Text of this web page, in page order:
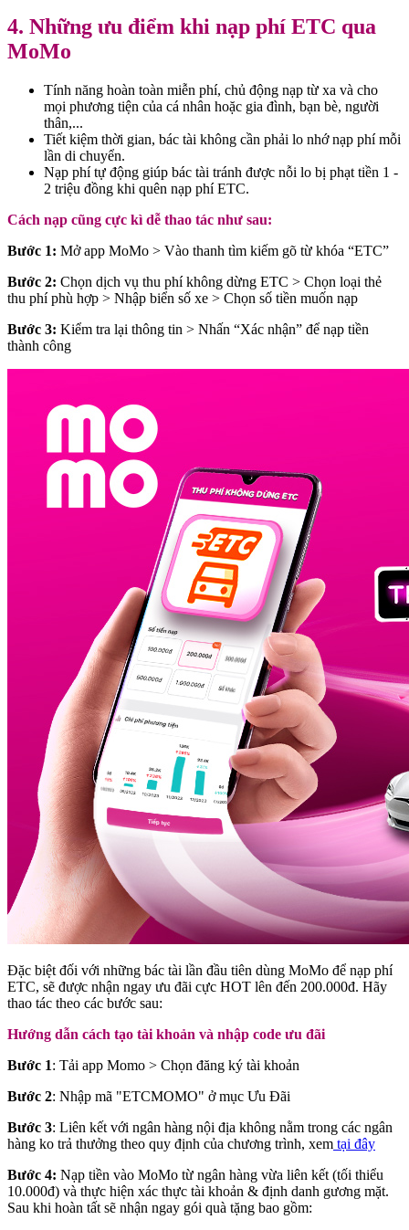
4. Những ưu điểm khi nạp phí ETC qua
MoMo
Tính năng hoàn toàn miễn phí, chủ động nạp từ xa và cho
mọi phương tiện của cá nhân hoặc gia đình, bạn bè, người
thân,...
Tiết kiệm thời gian, bác tài không cần phải lo nhớ nạp phí mỗi
lần di chuyển.
Nạp phí tự động giúp bác tài tránh được nỗi lo bị phạt tiền 1 -
2 triệu đồng khi quên nạp phí ETC.
Cách nạp cũng cực kì dễ thao tác như sau:
Bước 1: Mở app MoMo > Vào thanh tìm kiếm gõ từ khóa “ETC”
Bước 2: Chọn dịch vụ thu phí không dừng ETC > Chọn loại thẻ
thu phí phù hợp > Nhập biển số xe > Chọn số tiền muốn nạp
Bước 3: Kiểm tra lại thông tin > Nhấn “Xác nhận” để nạp tiền
thành công
Đặc biệt đối với những bác tài lần đầu tiên dùng MoMo để nạp phí
ETC, sẽ được nhận ngay ưu đãi cực HOT lên đến 200.000đ. Hãy
thao tác theo các bước sau:
Hướng dẫn cách tạo tài khoản và nhập code ưu đãi
Bước 1: Tải app Momo > Chọn đăng ký tài khoản
Bước 2: Nhập mã "ETCMOMO" ở mục Ưu Đãi
Bước 3: Liên kết với ngân hàng nội địa không nằm trong các ngân
hàng ko trả thưởng theo quy định của chương trình, xem tại đây
Bước 4: Nạp tiền vào MoMo từ ngân hàng vừa liên kết (tối thiểu
10.000đ) và thực hiện xác thực tài khoản & định danh gương mặt.
Sau khi hoàn tất sẽ nhận ngay gói quà tặng bao gồm: